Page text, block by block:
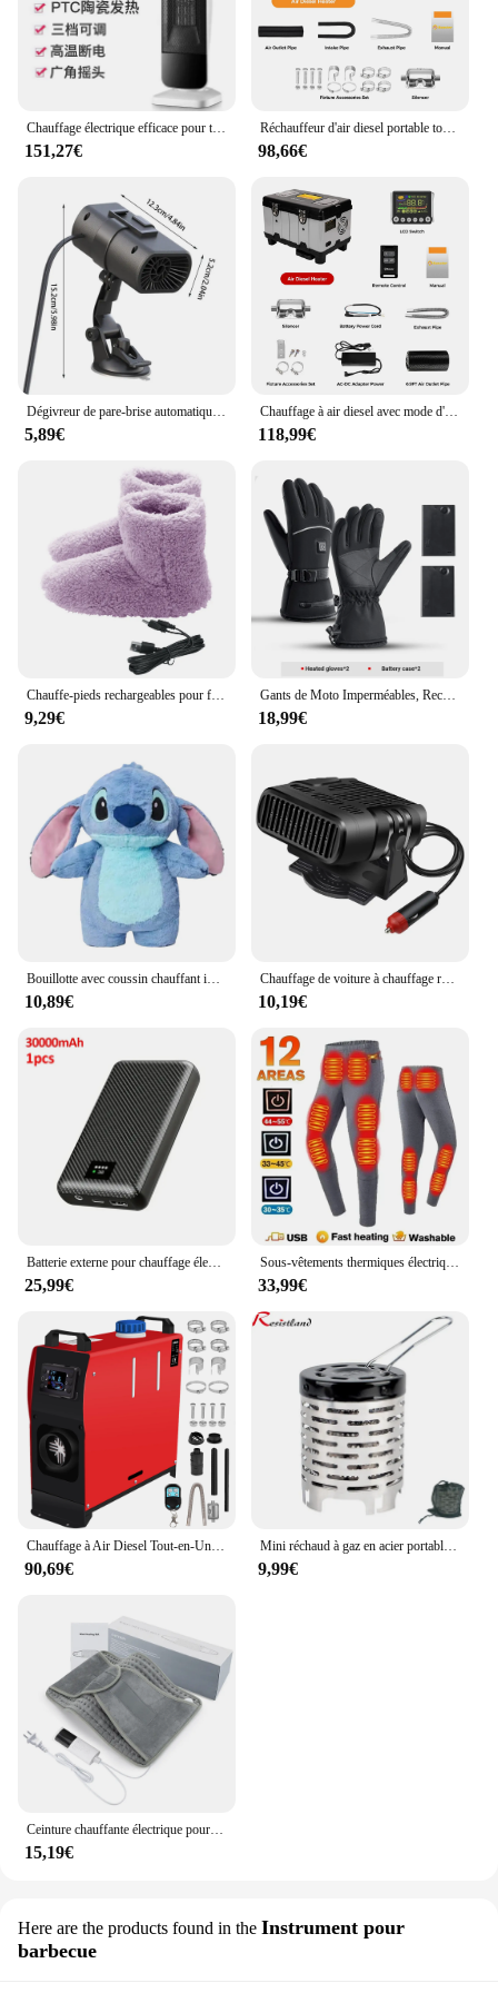
Chauffage électrique efficace pour toute la maison, mode tourisme, chauffage de grande surface, caractéristiques d'économie d'énergie, 220V
151,27€
Réchauffeur d'air diesel portable tout-en-un avec moniteur LCD, 8KW, 12V, 24V, stationnement de voiture, camping-car, tente, camions
98,66€
Dégivreur de pare-brise automatique portable, sèche-linge, dél'offre bueur de pare-brise automatique, chauffage rapide, résistant à 360, 12V
5,89€
Chauffage à air diesel avec mode d'altitude, chauffage de stationnement pour voitures, tente de camping-car, LCD et Bluetooth, boîte à outils TB10, 8KW, 12V, 24V, 110 V-240V
118,99€
Chauffe-pieds rechargeables pour femmes et hommes, chaussures métropolitaines USB lavables, chaussures de maison pour temps froid
9,29€
Gants de Moto Imperméables, Rechargeables et Chauffants Thermiques, Équipement Chaud pour Motoneige, Ski, Écran Tactile pour l'Hiver
18,99€
Bouillotte avec coussin chauffant instantané, sac en peluche, chauffe-mains, chauffe-ventre, maison, hiver, mignon, 500ml
10,89€
Chauffage de voiture à chauffage rapide, dél'offre buage de pare-brise, anti-buée, faible bruit, gel, neige, machine de dél'offre buage, accessoires automobiles, 12V, 24V
10,19€
Batterie externe pour chauffage électrique, chargeur portable, équipement de chauffage, 40000mAh, DC 7.4V, veste chauffante, écharpe, gants
25,99€
Sous-vêtements thermiques électriques pour hommes et femmes, équipement de veste métropolitaine, accessoires de sport d'hiver, 28 zones
33,99€
90,69€
Mini réchaud à gaz en acier portable résistant à l'usure, équipement de couverture chauffante pour camping en plein air
9,99€
15,19€
Here are the products found in the Instrument pour
barbecue